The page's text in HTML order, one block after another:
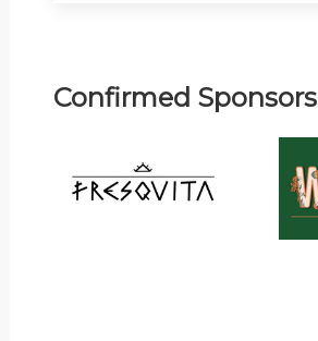
Confirmed Sponsors